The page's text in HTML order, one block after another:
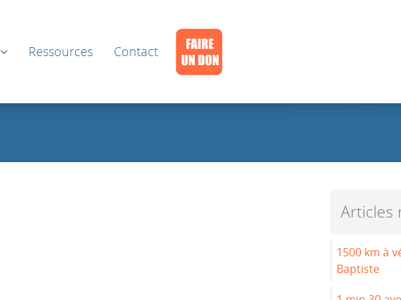
Ressources Contact
Articles
1500 km à
Baptiste